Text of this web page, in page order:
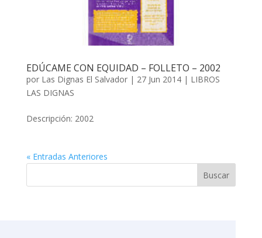
EDÚCAME CON EQUIDAD – FOLLETO – 2002
por Las Dignas El Salvador| 27 Jun 2014| LIBROS
LAS DIGNAS
Descripción: 2002
« Entradas Anteriores